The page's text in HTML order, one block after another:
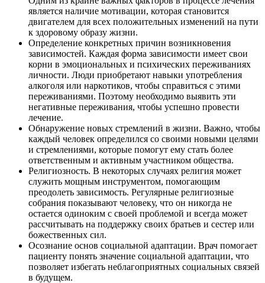
является наличие мотивации, которая становится
двигателем для всех положительных изменений на пути
к здоровому образу жизни.
Определение конкретных причин возникновения
зависимостей. Каждая форма зависимости имеет свои
корни в эмоциональных и психических переживаниях
личности. Люди приобретают навыки употребления
алкоголя или наркотиков, чтобы справиться с этими
переживаниями. Поэтому необходимо выявить эти
негативные переживания, чтобы успешно провести
лечение.
Обнаружение новых стремлений в жизни. Важно, чтобы
каждый человек определился со своими новыми целями
и стремлениями, которые помогут ему стать более
ответственным и активным участником общества.
Религиозность. В некоторых случаях религия может
служить мощным инструментом, помогающим
преодолеть зависимость. Регулярные религиозные
собрания показывают человеку, что он никогда не
остается одиноким с своей проблемой и всегда может
рассчитывать на поддержку своих братьев и сестер или
божественных сил.
Осознание основ социальной адаптации. Врач помогает
пациенту понять значение социальной адаптации, что
позволяет избегать неблагоприятных социальных связей
в будущем.